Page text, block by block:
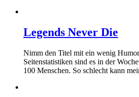
Legends Never Die
Nimm den Titel mit ein wenig
Seitenstatistiken sind es in der
100 Menschen. So schlecht kann